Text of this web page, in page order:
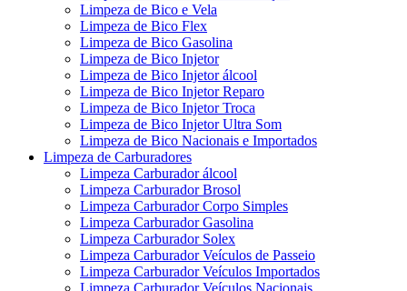
Limpeza de Bico e Vela
Limpeza de Bico Flex
Limpeza de Bico Gasolina
Limpeza de Bico Injetor
Limpeza de Bico Injetor álcool
Limpeza de Bico Injetor Reparo
Limpeza de Bico Injetor Troca
Limpeza de Bico Injetor Ultra Som
Limpeza de Bico Nacionais e Importados
Limpeza de Carburadores
Limpeza Carburador álcool
Limpeza Carburador Brosol
Limpeza Carburador Corpo Simples
Limpeza Carburador Gasolina
Limpeza Carburador Solex
Limpeza Carburador Veículos de Passeio
Limpeza Carburador Veículos Importados
Limpeza Carburador Veículos Nacionais